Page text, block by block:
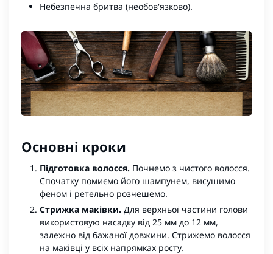
Небезпечна бритва (необов'язково).
Основні кроки
Підготовка волосся. Почнемо з чистого волосся.
Спочатку помиємо його шампунем, висушимо
феном і ретельно розчешемо.
Стрижка маківки. Для верхньої частини голови
використовую насадку від 25 мм до 12 мм,
залежно від бажаної довжини. Стрижемо волосся
на маківці у всіх напрямках росту.